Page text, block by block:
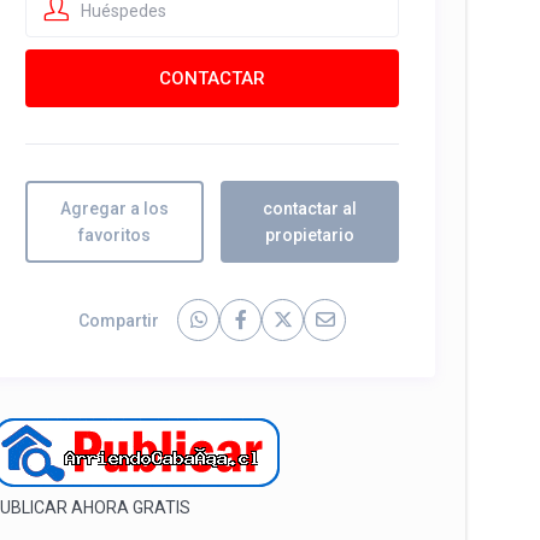
Huéspedes
Agregar a los
favoritos
contactar al
propietario
Compartir
AHORA GRATIS